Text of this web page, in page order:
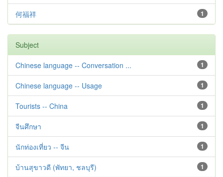
1
何福祥
Subject
1
Chinese language -- Conversation ...
1
Chinese language -- Usage
1
Tourists -- China
1
จีนศึกษา
1
นักท่องเที่ยว -- จีน
1
บ้านสุขาวดี (พัทยา, ชลบุรี)